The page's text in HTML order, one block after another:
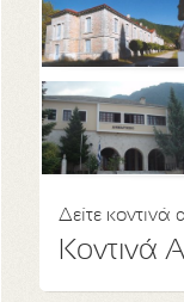
Δείτε
Κοντινά